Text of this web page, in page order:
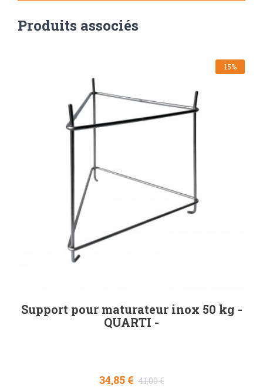
Produits associés
15%
Support pour maturateur inox 50 kg -
QUARTI -
34,85 € 41,00 €